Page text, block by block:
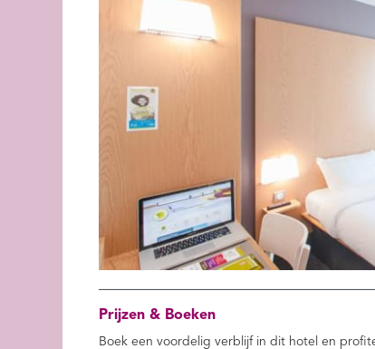
Prijzen & Boeken
Boek een voordelig verblijf in dit hotel en